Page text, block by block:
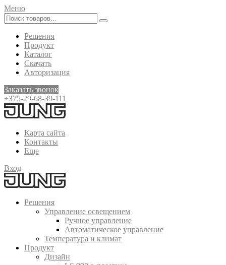
Меню
Решения
Продукт
Каталог
Скачать
Авторизация
Заказать звонок
+375-29-68-39-111
Карта сайта
Контакты
Еще
Вход
Решения
Управление освещением
Ручное управление
Автоматическое управление
Температура и климат
Продукт
Дизайн